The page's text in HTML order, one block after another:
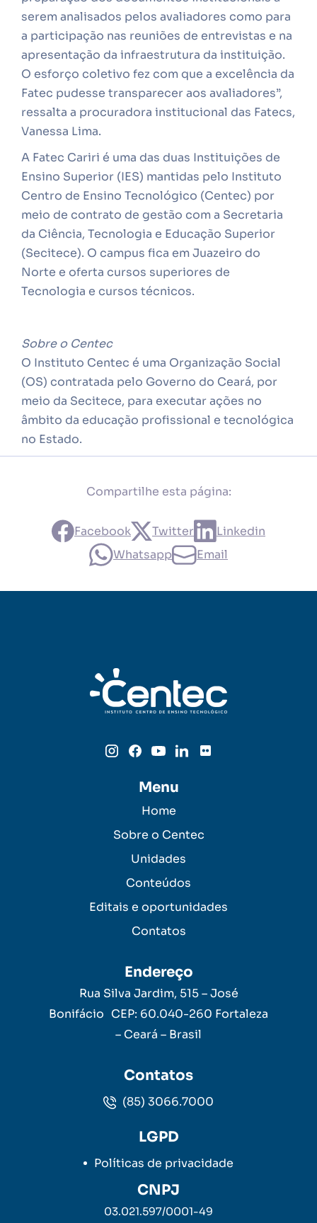
serem analisados pelos avaliadores como para
a participação nas reuniões de entrevistas e na
apresentação da infraestrutura da instituição.
O esforço coletivo fez com que a excelência da
Fatec pudesse transparecer aos avaliadores”,
ressalta a procuradora institucional das Fatecs,
Vanessa Lima.
A Fatec Cariri é uma das duas Instituições de
Ensino Superior (IES) mantidas pelo Instituto
Centro de Ensino Tecnológico (Centec) por
meio de contrato de gestão com a Secretaria
da Ciência, Tecnologia e Educação Superior
(Secitece). O campus fica em Juazeiro do
Norte e oferta cursos superiores de
Tecnologia e cursos técnicos.
Sobre o Centec
O Instituto Centec é uma Organização Social
(OS) contratada pelo Governo do Ceará, por
meio da Secitece, para executar ações no
âmbito da educação profissional e tecnológica
no Estado.
Compartilhe esta página:
Facebook Twitter
Linkedin
Whatsapp
Email
Menu
Home
Sobre o Centec
Unidades
Conteúdos
Editais e oportunidades
Contatos
Endereço
Rua Silva Jardim, 515 – José
Bonifácio CEP: 60.040-260 Fortaleza
– Ceará – Brasil
Contatos
(85) 3066.7000
LGPD
Políticas de privacidade
CNPJ
03.021.597/0001-49